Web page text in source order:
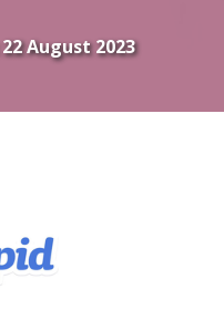
22 August 2023